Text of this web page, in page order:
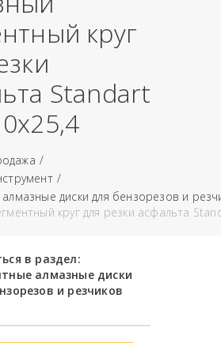
круг
Standart
диски для бензорезов и
круг для резки асфальта
в раздел:
алмазные диски
и резчиков